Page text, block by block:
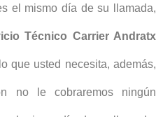
el mismo día de su llamada,
Técnico Carrier Andratx
que usted necesita, además,
no le cobraremos ningún